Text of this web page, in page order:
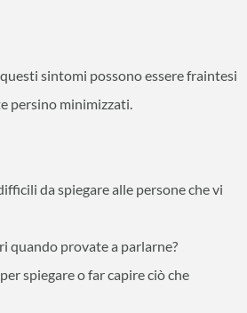
sintomi possono essere fraintesi
persino minimizzati.
da spiegare alle persone che vi
quando provate a parlarne?
spiegare o far capire ciò che